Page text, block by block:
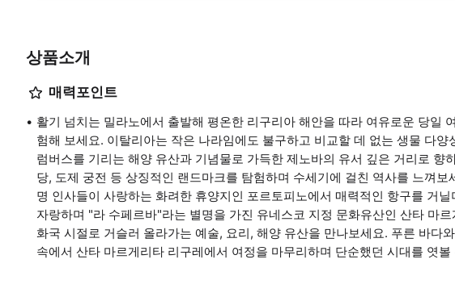
상품소개
매력포인트
활기 넘치는 밀라노에서 출발해 평온한 리구리아 해안을 따라 여유로운 당일
험해 보세요. 이탈리아는 작은 나라임에도 불구하고 비교할 데 없는 생물 다
럼버스를 기리는 해양 유산과 기념물로 가득한 제노바의 유서 깊은 거리로 향
당, 도제 궁전 등 상징적인 랜드마크를 탐험하며 수세기에 걸친 역사를 느껴
명 인사들이 사랑하는 화려한 휴양지인 포르토피노에서 매력적인 항구를 거
자랑하며 "라 수페르바"라는 별명을 가진 유네스코 지정 문화유산인 산타 마
화국 시절로 거슬러 올라가는 예술, 요리, 해양 유산을 만나보세요. 푸른 바다
속에서 산타 마르게리타 리구레에서 여정을 마무리하며 단순했던 시대를 엿볼